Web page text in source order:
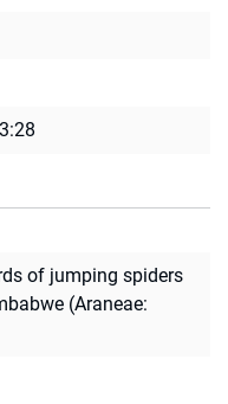
of jumping spiders
(Araneae: